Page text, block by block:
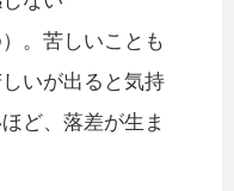
。苦しいことも
いが出ると気持
ど、落差が生ま